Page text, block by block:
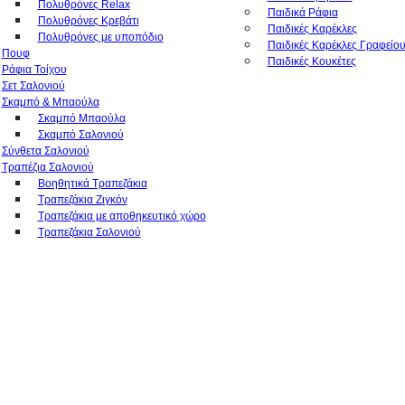
Πολυθρόνες Relax
Πολυθρόνες Κρεβάτι
Πολυθρόνες με υποπόδιο
Πουφ
Ράφια Τοίχου
Σετ Σαλονιού
Σκαμπό & Μπαούλα
Σκαμπό Μπαούλα
Σκαμπό Σαλονιού
Σύνθετα Σαλονιού
Τραπέζια Σαλονιού
Βοηθητικά Τραπεζάκια
Τραπεζάκια Ζιγκόν
Τραπεζάκια με αποθηκευτικό χώρο
Τραπεζάκια Σαλονιού
Παιδικά Ράφια
Παιδικές Καρέκλες
Παιδικές Καρέκλες Γραφείου
Παιδικές Κουκέτες